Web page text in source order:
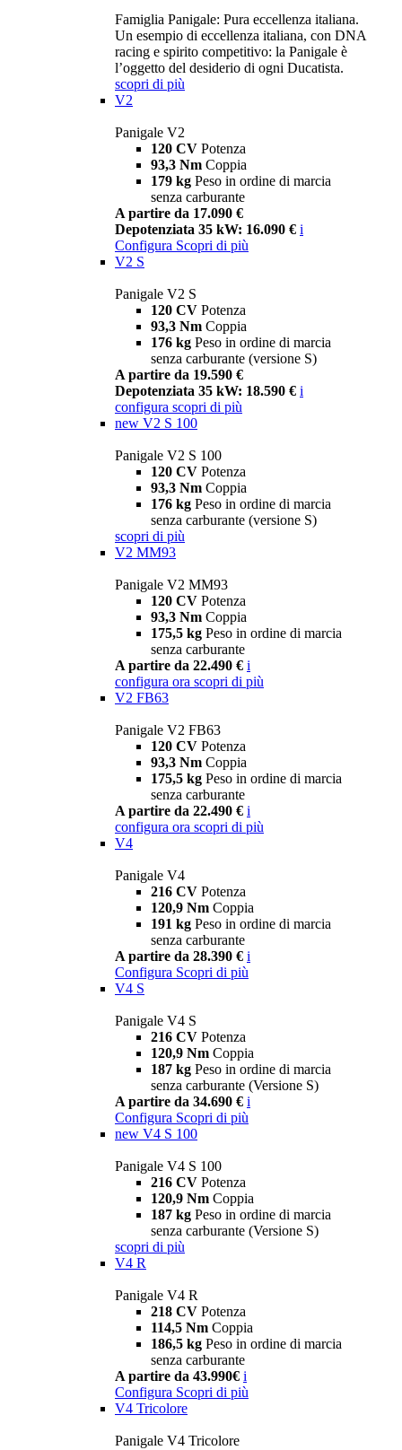
Famiglia Panigale: Pura eccellenza italiana.
Un esempio di eccellenza italiana, con DNA
racing e spirito competitivo: la Panigale è
l’oggetto del desiderio di ogni Ducatista.
scopri di più
V2
Panigale V2
120 CV Potenza
93,3 Nm Coppia
179 kg Peso in ordine di marcia
senza carburante
A partire da 17.090 €
Depotenziata 35 kW: 16.090 € i
Configura Scopri di più
V2 S
Panigale V2 S
120 CV Potenza
93,3 Nm Coppia
176 kg Peso in ordine di marcia
senza carburante (versione S)
A partire da 19.590 €
Depotenziata 35 kW: 18.590 € i
configura scopri di più
new V2 S 100
Panigale V2 S 100
120 CV Potenza
93,3 Nm Coppia
176 kg Peso in ordine di marcia
senza carburante (versione S)
scopri di più
V2 MM93
Panigale V2 MM93
120 CV Potenza
93,3 Nm Coppia
175,5 kg Peso in ordine di marcia
senza carburante
A partire da 22.490 € i
configura ora scopri di più
V2 FB63
Panigale V2 FB63
120 CV Potenza
93,3 Nm Coppia
175,5 kg Peso in ordine di marcia
senza carburante
A partire da 22.490 € i
configura ora scopri di più
V4
Panigale V4
216 CV Potenza
120,9 Nm Coppia
191 kg Peso in ordine di marcia
senza carburante
A partire da 28.390 € i
Configura Scopri di più
V4 S
Panigale V4 S
216 CV Potenza
120,9 Nm Coppia
187 kg Peso in ordine di marcia
senza carburante (Versione S)
A partire da 34.690 € i
Configura Scopri di più
new V4 S 100
Panigale V4 S 100
216 CV Potenza
120,9 Nm Coppia
187 kg Peso in ordine di marcia
senza carburante (Versione S)
scopri di più
V4 R
Panigale V4 R
218 CV Potenza
114,5 Nm Coppia
186,5 kg Peso in ordine di marcia
senza carburante
A partire da 43.990€ i
Configura Scopri di più
V4 Tricolore
Panigale V4 Tricolore